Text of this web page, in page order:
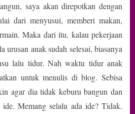
saya akan direpotkan dengan
dari menyusui, memberi makan,
Maka dari itu, kalau pekerjaan
urusan anak sudah selesai, biasanya
lalu tidur. Nah waktu tidur anak
untuk menulis di blog. Sebisa
agar dia tidak keburu bangun dan
Memang selalu ada ide? Tidak.